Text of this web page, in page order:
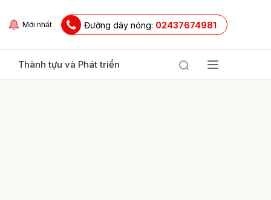
Mới nhất Đường dây nóng: 02437674981
Thành tựu và Phát triển